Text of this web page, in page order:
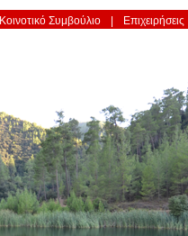
Κοινοτικό Συμβούλιο Επιχειρήσεις